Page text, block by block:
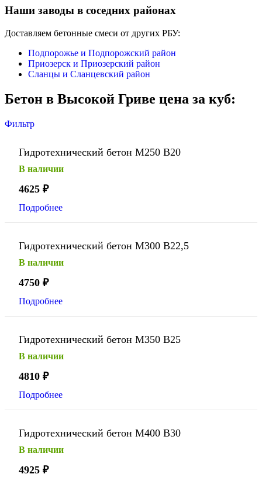
Наши заводы в соседних районах
Доставляем бетонные смеси от других РБУ:
Подпорожье и Подпорожский район
Приозерск и Приозерский район
Сланцы и Сланцевский район
Бетон в Высокой Гриве цена за куб:
Фильтр
Гидротехнический бетон М250 В20
В наличии
4625 ₽
Подробнее
Гидротехнический бетон М300 В22,5
В наличии
4750 ₽
Подробнее
Гидротехнический бетон М350 В25
В наличии
4810 ₽
Подробнее
Гидротехнический бетон М400 В30
В наличии
4925 ₽